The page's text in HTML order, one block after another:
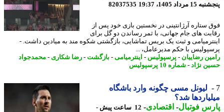
1405، 19:37
82037535
ستاره آرژانتینی در نخستین بازی خود پس از
های جام جهانی، با ثمر رساندن دو گل برای
و ثبت یک بریس تماشایی، بازگشتی شکوه مند به میادین داشت. -
با حکم مدیرعامل، ...
رضاییان-پرسپولیس-اینترمیامی-بازگشت-رضا شکاری- محمدجواد
نژاد -شماره 10 پرسپولیس
لیونل مسی چگونه وارد باشگاه
شد؟
فوتبال-اقتصادی-
12 ساعت پیش -